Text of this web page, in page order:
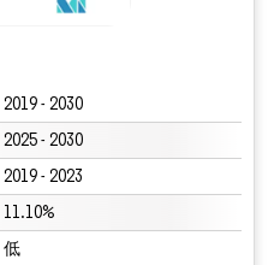
2019 - 2030
2025 - 2030
2019 - 2023
11.10%
低